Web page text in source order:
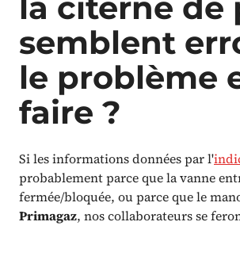
semblent
le problème
faire ?
Si les informations données par l'
probablement parce que la vanne
fermée/bloquée, ou parce que le
Primagaz, nos collaborateurs se